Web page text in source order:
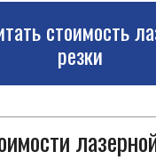
стоимость
резки